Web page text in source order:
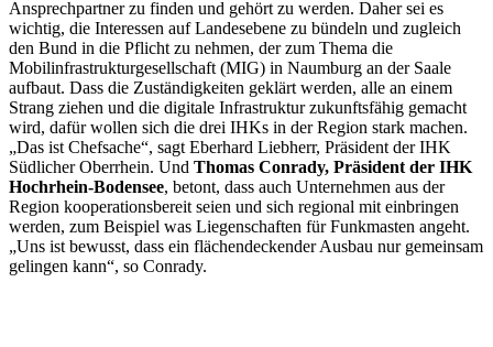
Ansprechpartner zu finden und gehört zu werden. Daher sei es
wichtig, die Interessen auf Landesebene zu bündeln und zugleich
den Bund in die Pflicht zu nehmen, der zum Thema die
Mobilinfrastrukturgesellschaft (MIG) in Naumburg an der Saale
aufbaut. Dass die Zuständigkeiten geklärt werden, alle an einem
Strang ziehen und die digitale Infrastruktur zukunftsfähig gemacht
wird, dafür wollen sich die drei IHKs in der Region stark machen.
„Das ist Chefsache“, sagt Eberhard Liebherr, Präsident der IHK
Südlicher Oberrhein. Und Thomas Conrady, Präsident der IHK
Hochrhein-Bodensee, betont, dass auch Unternehmen aus der
Region kooperationsbereit seien und sich regional mit einbringen
werden, zum Beispiel was Liegenschaften für Funkmasten angeht.
„Uns ist bewusst, dass ein flächendeckender Ausbau nur gemeinsam
gelingen kann“, so Conrady.